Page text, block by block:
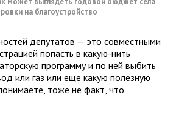
на благоустройство
депутатов — это совместными
попасть в какую-нить
программу и по ней выбить
или газ или еще какую полезную
тоже не факт, что